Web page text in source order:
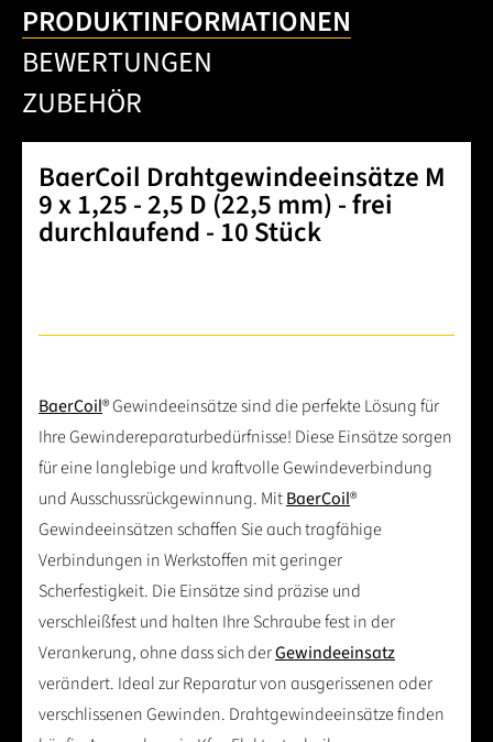
PRODUKTINFORMATIONEN
BEWERTUNGEN
ZUBEHÖR
BaerCoil Drahtgewindeeinsätze M
9 x 1,25 - 2,5 D (22,5 mm) - frei
durchlaufend - 10 Stück
BaerCoil® Gewindeeinsätze sind die perfekte Lösung für
Ihre Gewindereparaturbedürfnisse! Diese Einsätze sorgen
für eine langlebige und kraftvolle Gewindeverbindung
und Ausschussrückgewinnung. MitBaerCoil®
Gewindeeinsätzen schaffen Sie auch tragfähige
Verbindungen in Werkstoffen mit geringer
Scherfestigkeit. Die Einsätze sind präzise und
verschleißfest und halten Ihre Schraube fest in der
Verankerung, ohne dass sich derGewindeeinsatz
verändert. Ideal zur Reparatur von ausgerissenen oder
verschlissenen Gewinden. Drahtgewindeeinsätze finden